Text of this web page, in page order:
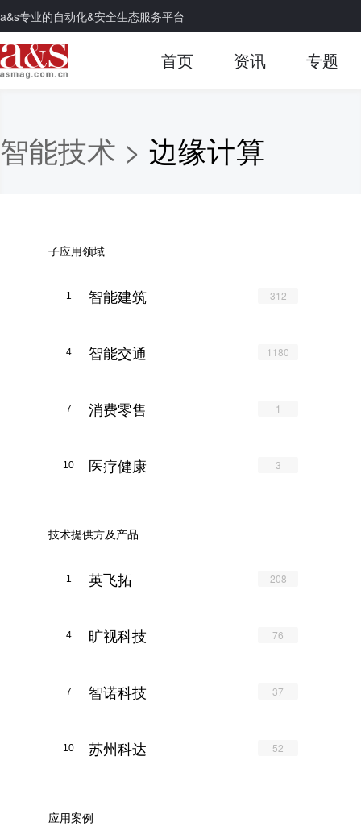
a&s专业的自动化&安全生态服务平台
首页 资讯 专题
智能技术 > 边缘计算
子应用领域
1 智能建筑 312
4 智能交通 1180
7 消费零售 1
10 医疗健康 3
技术提供方及产品
1 英飞拓 208
4 旷视科技 76
7 智诺科技 37
10 苏州科达 52
应用案例